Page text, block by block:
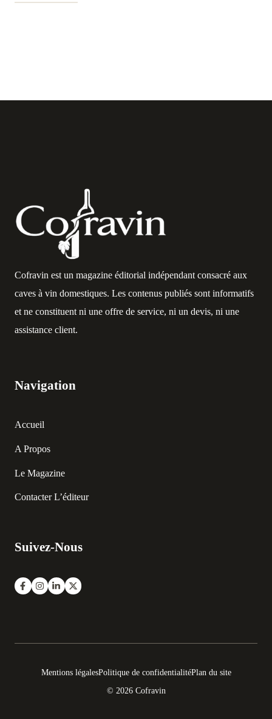
Cofravin est un magazine éditorial indépendant consacré aux
caves à vin domestiques. Les contenus publiés sont informatifs
et ne constituent ni une offre de service, ni un devis, ni une
assistance client.
Navigation
Accueil
A Propos
Le Magazine
Contacter L’éditeur
Suivez-Nous
© 2026 Cofravin
Mentions légalesPolitique de confidentialitéPlan du site